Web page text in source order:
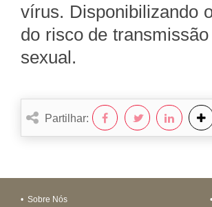
vírus. Disponibilizando
do risco de
sexual.
Partilhar:
• Sobre Nós
•